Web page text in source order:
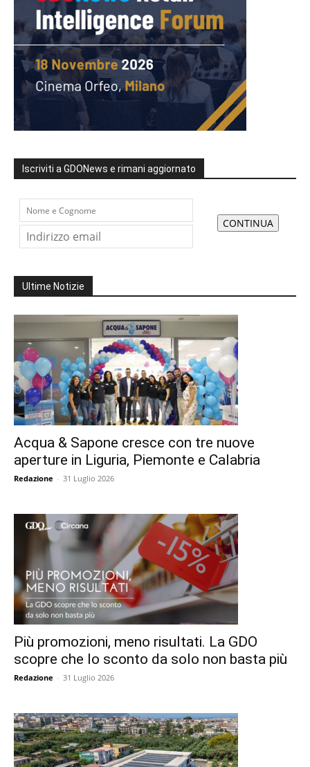
Iscriviti a GDONews e rimani aggiornato
Ultime Notizie
Acqua & Sapone cresce con tre nuove
aperture in Liguria, Piemonte e Calabria
Redazione - 31 Luglio 2026
Più promozioni, meno risultati. La GDO
scopre che lo sconto da solo non basta più
Redazione - 31 Luglio 2026